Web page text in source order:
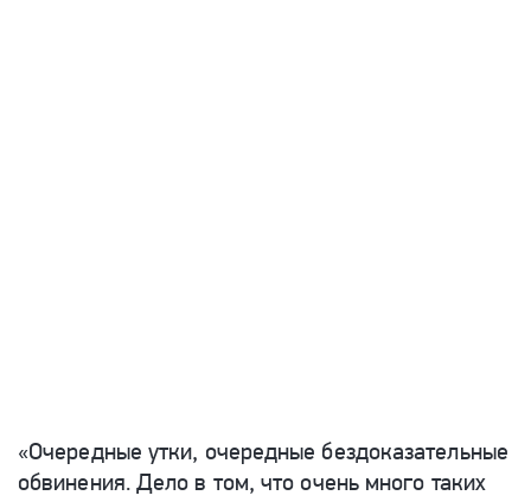
«Очередные утки, очередные бездоказательные
обвинения. Дело в том, что очень много таких